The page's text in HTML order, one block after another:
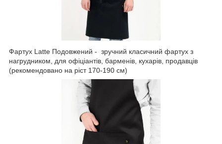
Фартух Latte Подовжений - зручний класичний фартух з
нагрудником, для офіціантів, барменів, кухарів, продавців
(рекомендовано на ріст 170-190 см)